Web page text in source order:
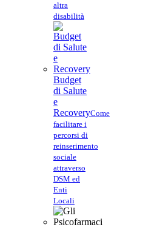
altra
disabilità
Budget
di Salute
e
RecoveryCome
facilitare i
percorsi di
reinserimento
sociale
attraverso
DSM ed
Enti
Locali